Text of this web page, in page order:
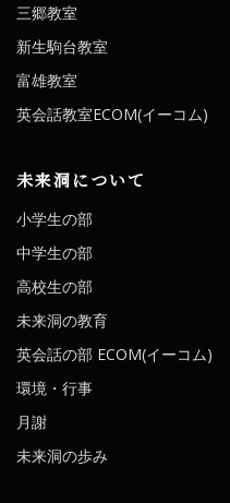
三郷教室
新生駒台教室
富雄教室
英会話教室ECOM(イーコム)
未来洞について
小学生の部
中学生の部
高校生の部
未来洞の教育
英会話の部 ECOM(イーコム)
環境・行事
月謝
未来洞の歩み